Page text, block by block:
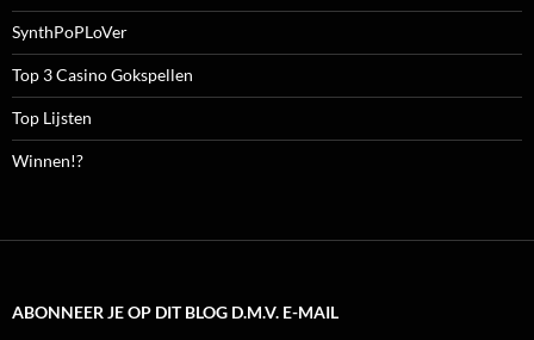
SynthPoPLoVer
Top 3 Casino Gokspellen
Top Lijsten
Winnen!?
ABONNEER JE OP DIT BLOG D.M.V. E-MAIL